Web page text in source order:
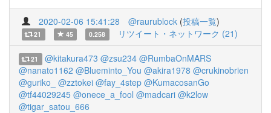
2020-02-06 15:41:28 @raurublock (投稿一覧)
21 45 0.258 リツイート・ネットワーク (21)
21 @kitakura473 @zsu234 @RumbaOnMARS
@nanato1162 @Blueminto_You @akira1978 @crukinobrien
@guriko_
@zztokei @fay_4step @KumacosanGo
@tf44029245 @onece_a_fool @madcari @k2low
@tigar_satou_666